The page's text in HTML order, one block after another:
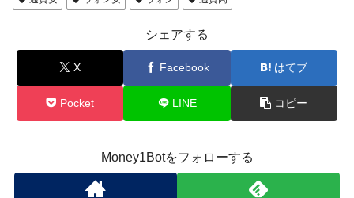
シェアする
X Facebook はてブ
Pocket LINE コピー
Money1Botをフォローする